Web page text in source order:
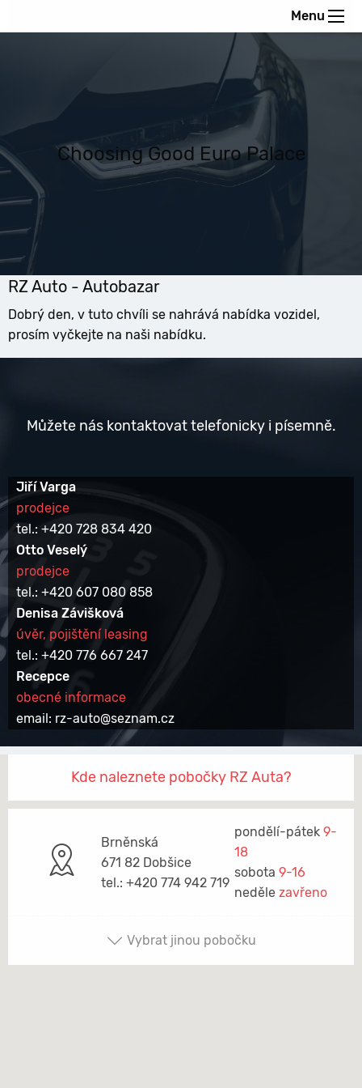
Menu
Choosing Good Euro Palace
RZ Auto - Autobazar
Dobrý den, v tuto chvíli se nahrává nabídka vozidel,
prosím vyčkejte na naši nabídku.
Můžete nás kontaktovat telefonicky i písemně.
Jiří Varga
prodejce
tel.: +420 728 834 420
Otto Veselý
prodejce
tel.: +420 607 080 858
Denisa Závišková
úvěr, pojištění leasing
tel.: +420 776 667 247
Recepce
obecné informace
email: rz-auto@seznam.cz
Kde naleznete pobočky RZ Auta?
Brněnská
671 82 Dobšice
tel.: +420 774 942 719
pondělí-pátek 9-
18
sobota 9-16
neděle zavřeno
Vybrat jinou pobočku